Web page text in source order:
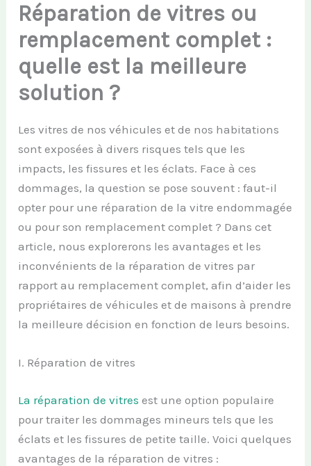
Réparation de vitres ou
remplacement complet :
quelle est la meilleure
solution ?
Les vitres de nos véhicules et de nos habitations
sont exposées à divers risques tels que les
impacts, les fissures et les éclats. Face à ces
dommages, la question se pose souvent : faut-il
opter pour une réparation de la vitre endommagée
ou pour son remplacement complet ? Dans cet
article, nous explorerons les avantages et les
inconvénients de la réparation de vitres par
rapport au remplacement complet, afin d’aider les
propriétaires de véhicules et de maisons à prendre
la meilleure décision en fonction de leurs besoins.
I. Réparation de vitres
La réparation de vitres est une option populaire
pour traiter les dommages mineurs tels que les
éclats et les fissures de petite taille. Voici quelques
avantages de la réparation de vitres :